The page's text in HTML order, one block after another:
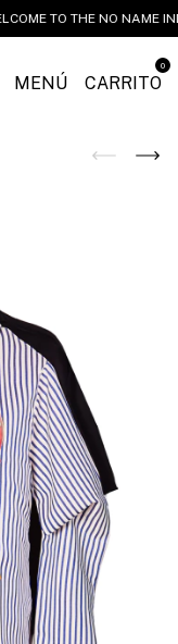
TO THE NO NAME
MENÚ CARRITO
0